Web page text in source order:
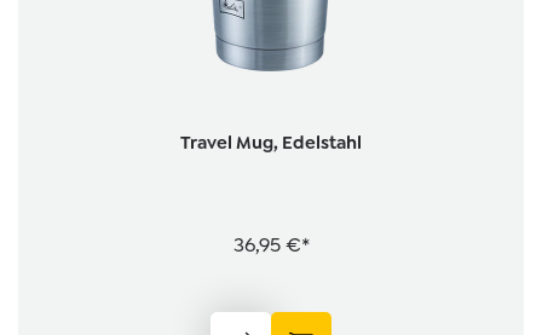
Travel Mug, Edelstahl
36,95 €*